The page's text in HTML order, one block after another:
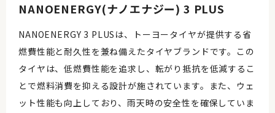
NANOENERGY(ナノエナジー) 3 PLUS
NANOENERGY 3 PLUSは、トーヨータイヤが提供する省
燃費性能と耐久性を兼ね備えたタイヤブランドです。この
タイヤは、低燃費性能を追求し、転がり抵抗を低減するこ
とで燃料消費を抑える設計が施されています。また、ウェ
ット性能も向上しており、雨天時の安全性を確保していま